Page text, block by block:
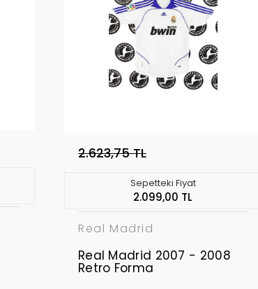
2.623,75 TL
Sepetteki Fiyat
2.099,00 TL
Real Madrid
Real Madrid 2007 - 2008
Retro Forma